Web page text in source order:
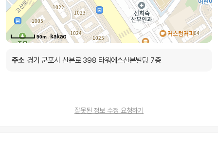
50m
주소 경기 군포시 산본로 398 타워에스산본빌딩 7층
잘못된 정보 수정 요청하기